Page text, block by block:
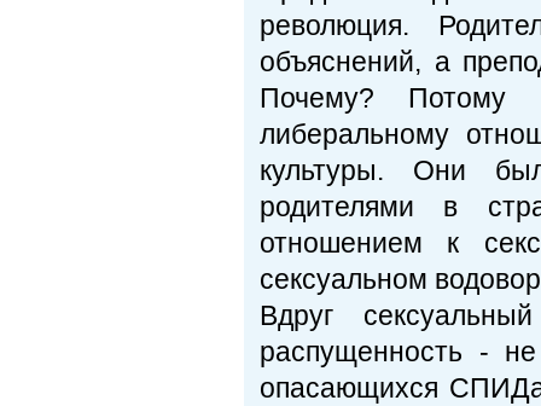
революция.
объяснений, а
Почему? Потому
либеральному
культуры. Они
родителями в
отношением к
сексуальном
Вдруг
распущенность -
опасающихся СПИДа